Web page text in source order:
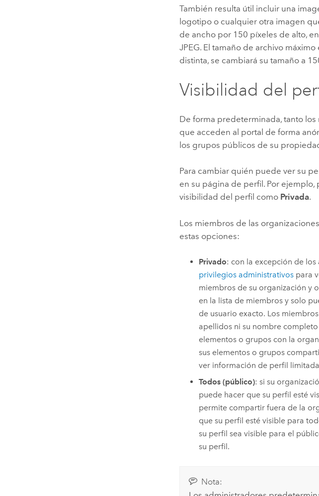
También resulta útil incluir una
logotipo o cualquier otra imagen
de ancho por 150 píxeles de alto,
JPEG. El tamaño de archivo
distinta, se cambiará su tamaño a
Visibilidad del
De forma predeterminada, tanto
que acceden al portal de forma
los grupos públicos de su
Para cambiar quién puede ver su
en su página de perfil. Por ejemplo,
visibilidad del perfil como Privada.
Los miembros de las
estas opciones:
Privado: con la excepción de
privilegios administrativospara
miembros de su organización y
en la lista de miembros y solo
de usuario exacto. Los
apellidos ni su nombre
elementos o grupos con la
sus elementos o grupos
ver información de perfil
Todos (público): si su
puede hacer que su perfil esté
permite compartir fuera de la
que su perfil esté visible para
su perfil sea visible para el
su perfil.
Nota: